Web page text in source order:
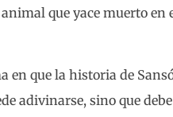
que yace muerto
en que la historia de
adivinarse, sino que